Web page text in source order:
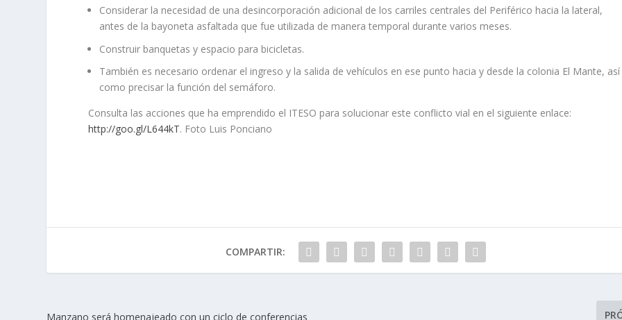
Considerar la necesidad de una desincorporación adicional de los carriles centrales del Periférico hacia la lateral,
antes de la bayoneta asfaltada que fue utilizada de manera temporal durante varios meses.
Construir banquetas y espacio para bicicletas.
También es necesario ordenar el ingreso y la salida de vehículos en ese punto hacia y desde la colonia El Mante, así
como precisar la función del semáforo.
Consulta las acciones que ha emprendido el ITESO para solucionar este conflicto vial en el siguiente enlace:
http://goo.gl/L644kT. Foto Luis Ponciano
COMPARTIR:
Manzano será homenajeado con un ciclo de conferencias